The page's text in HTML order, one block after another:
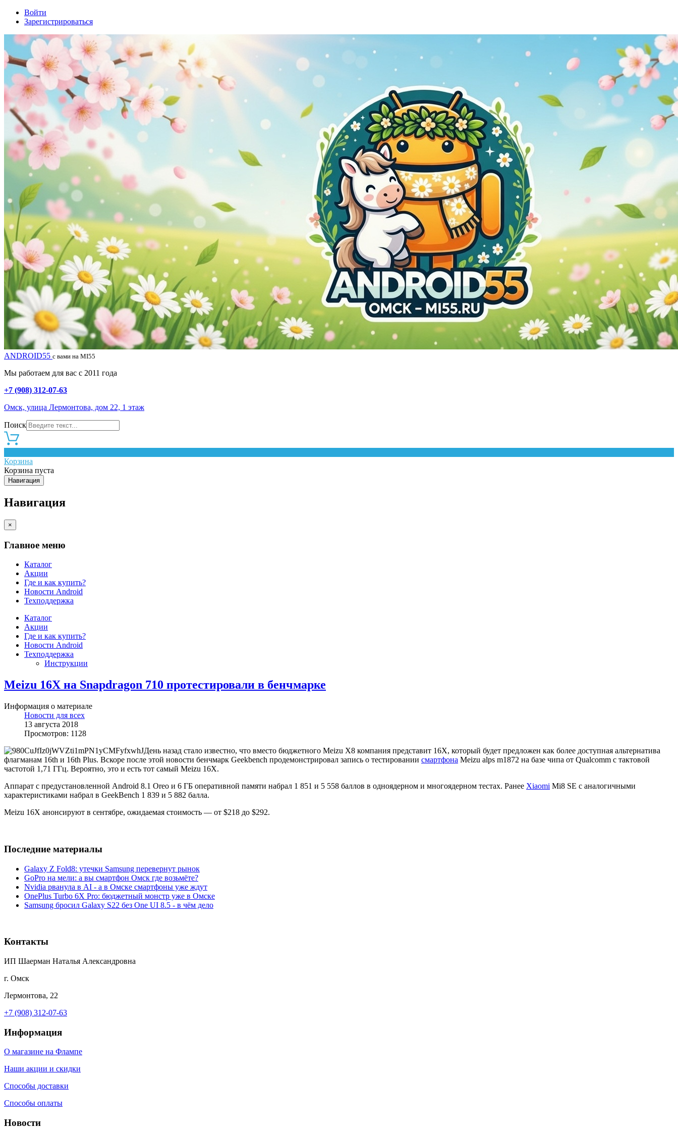
Войти
Зарегистрироваться
ANDROID55 с вами на MI55
Мы работаем для вас с 2011 года
+7 (908) 312-07-63
Омск, улица Лермонтова, дом 22, 1 этаж
Поиск
Корзина
Корзина пуста
Навигация
Навигация
×
Главное меню
Каталог
Акции
Где и как купить?
Новости Android
Техподдержка
Каталог
Акции
Где и как купить?
Новости Android
Техподдержка
Инструкции
Meizu 16X на Snapdragon 710 протестировали в бенчмарке
Информация о материале
Новости для всех
13 августа 2018
Просмотров: 1128
День назад стало известно, что вместо бюджетного Meizu X8 компания представит 16X, который будет предложен как более доступная альтернатива
флагманам 16th и 16th Plus. Вскоре после этой новости бенчмарк Geekbench продемонстрировал запись о тестировании смартфона Meizu alps m1872 на базе чипа от Qualcomm с тактовой
частотой 1,71 ГГц. Вероятно, это и есть тот самый Meizu 16X.
Аппарат с предустановленной Android 8.1 Oreo и 6 ГБ оперативной памяти набрал 1 851 и 5 558 баллов в одноядерном и многоядерном тестах. Ранее Xiaomi Mi8 SE с аналогичными
характеристиками набрал в GeekBench 1 839 и 5 882 балла.
Meizu 16X анонсируют в сентябре, ожидаемая стоимость — от $218 до $292.
Последние материалы
Galaxy Z Fold8: утечки Samsung перевернут рынок
GoPro на мели: а вы смартфон Омск где возьмёте?
Nvidia рванула в AI - а в Омске смартфоны уже ждут
OnePlus Turbo 6X Pro: бюджетный монстр уже в Омске
Samsung бросил Galaxy S22 без One UI 8.5 - в чём дело
Контакты
ИП Шаерман Наталья Александровна
г. Омск
Лермонтова, 22
+7 (908) 312-07-63
Информация
О магазине на Флампе
Наши акции и скидки
Способы доставки
Способы оплаты
Новости